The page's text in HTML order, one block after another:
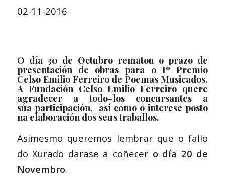
02-11-2016
O día30 de Octubrorematou o prazo de
presentación de obras para oIº Premio
Celso Emilio Ferreiro de Poemas Musicados.
A Fundación Celso Emilio Ferreiro quere
agradecer a todo-los concursantes a
súa participación, así como o interese posto
na elaboración dos seus traballos.
Asimesmo queremos lembrar que o fallo
do Xurado darase a coñecer o día 20 de
Novembro.